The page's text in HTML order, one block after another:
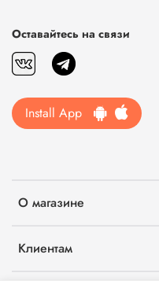
О магазине
Клиентам
Оставайтесь на связи
Install App